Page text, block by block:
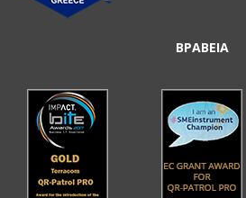
ΒΡΑΒΕΙΑ